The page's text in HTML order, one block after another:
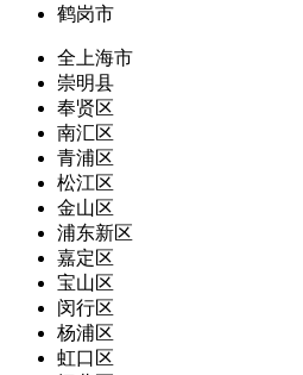
鹤岗市
全上海市
崇明县
奉贤区
南汇区
青浦区
松江区
金山区
浦东新区
嘉定区
宝山区
闵行区
杨浦区
虹口区